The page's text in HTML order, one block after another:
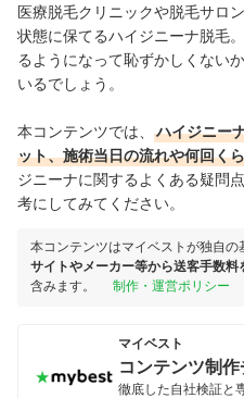
医療脱毛クリニックや脱毛サロ
状態に保てるハイジニーナ脱毛
るようになって恥ずかしくない
いるでしょう。
本コンテンツでは、
ハイジニー
ット、施術当日の流れや何回く
ジニーナに関するよくある疑問
考にしてみてください。
本コンテンツはマイベストが独自の
サイトやメーカー等から送客手数料
含みます。
制作・運営ポリシー
マイベスト
コンテンツ制
徹底した自社検証と